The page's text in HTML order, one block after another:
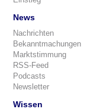
News
Nachrichten
Bekanntmachungen
Marktstimmung
RSS-Feed
Podcasts
Newsletter
Wissen